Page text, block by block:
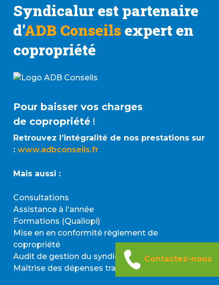
Syndicalur est partenaire
d'ADB Conseils expert en
copropriété
Pour baisser vos charges
de copropriété!
Retrouvez l’intégralité de nos prestations sur
: www.adbconseils.fr
Mais aussi :
Consultations
Assistance à l'année
Formations (Qualiopi)
Mise en en conformité règlement de
copropriété
Audit de gestion du syndic
Maîtrise des dépenses travaux
Contactez-nous